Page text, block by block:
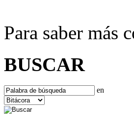
Para saber más
BUSCAR
en